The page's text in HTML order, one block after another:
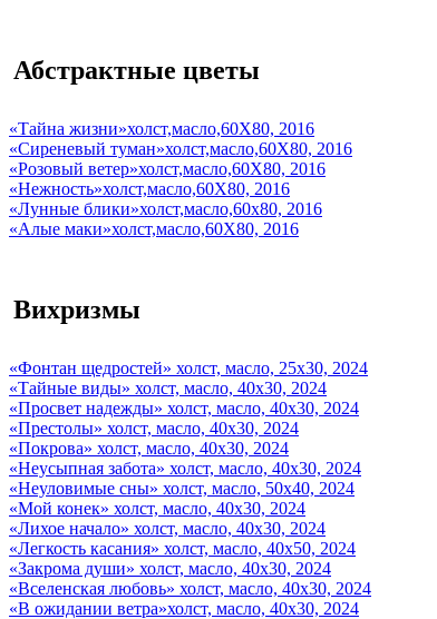
Абстрактные цветы
«Тайна жизни»холст,масло,60Х80, 2016
«Сиреневый туман»холст,масло,60Х80, 2016
«Розовый ветер»холст,масло,60Х80, 2016
«Нежность»холст,масло,60Х80, 2016
«Лунные блики»холст,масло,60х80, 2016
«Алые маки»холст,масло,60Х80, 2016
Вихризмы
«Фонтан щедростей» холст, масло, 25х30, 2024
«Тайные виды» холст, масло, 40х30, 2024
«Просвет надежды» холст, масло, 40х30, 2024
«Престолы» холст, масло, 40х30, 2024
«Покрова» холст, масло, 40х30, 2024
«Неусыпная забота» холст, масло, 40х30, 2024
«Неуловимые сны» холст, масло, 50х40, 2024
«Мой конек» холст, масло, 40х30, 2024
«Лихое начало» холст, масло, 40х30, 2024
«Легкость касания» холст, масло, 40х50, 2024
«Закрома души» холст, масло, 40х30, 2024
«Вселенская любовь» холст, масло, 40х30, 2024
«В ожидании ветра»холст, масло, 40х30, 2024